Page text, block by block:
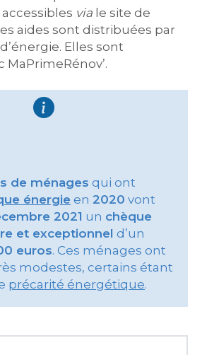
via le site de
aides sont distribuées par
Elles sont
de ménages qui ont
énergie en 2020 vont
2021 un chèque
et exceptionnel d’un
euros. Ces ménages ont
modestes, certains étant
précarité énergétique.